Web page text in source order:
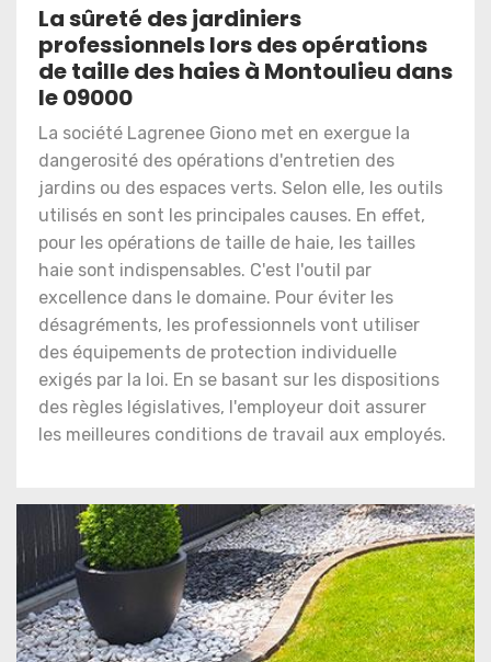
La sûreté des jardiniers
professionnels lors des opérations
de taille des haies à Montoulieu dans
le 09000
La société Lagrenee Giono met en exergue la
dangerosité des opérations d'entretien des
jardins ou des espaces verts. Selon elle, les outils
utilisés en sont les principales causes. En effet,
pour les opérations de taille de haie, les tailles
haie sont indispensables. C'est l'outil par
excellence dans le domaine. Pour éviter les
désagréments, les professionnels vont utiliser
des équipements de protection individuelle
exigés par la loi. En se basant sur les dispositions
des règles législatives, l'employeur doit assurer
les meilleures conditions de travail aux employés.